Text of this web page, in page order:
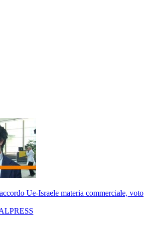
Ue-Israele materia commerciale, voto